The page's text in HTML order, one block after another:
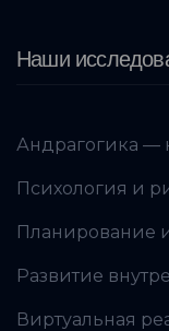
Наши
Андрагогика —
Психология и
Планирование
Развитие
Виртуальная